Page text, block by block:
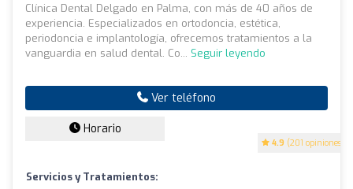
4.9 (201 opiniones)
Clínica Dental Delgado en Palma, con más de 40 años de
experiencia. Especializados en ortodoncia, estética,
periodoncia e implantología, ofrecemos tratamientos a la
vanguardia en salud dental. Co... Seguir leyendo
Ver teléfono
Horario
Servicios y Tratamientos: